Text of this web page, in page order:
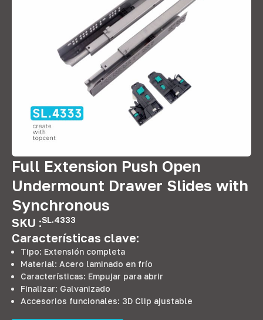
Full Extension Push Open
Undermount Drawer Slides with
Synchronous
SKU :SL.4333
Características clave:
Tipo: Extensión completa
Material: Acero laminado en frío
Características: Empujar para abrir
Finalizar: Galvanizado
Accesorios funcionales: 3D Clip ajustable